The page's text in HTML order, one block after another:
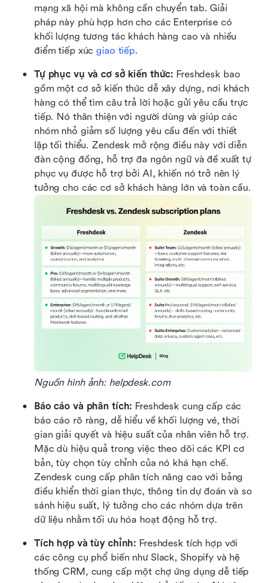
mạng xã hội mà không cần chuyển tab. Giải
pháp này phù hợp hơn cho các Enterprise có
khối lượng tương tác khách hàng cao và nhiều
điểm tiếp xúc giao tiếp.
Tự phục vụ và cơ sở kiến thức: Freshdesk bao
gồm một cơ sở kiến thức dễ xây dựng, nơi khách
hàng có thể tìm câu trả lời hoặc gửi yêu cầu trực
tiếp. Nó thân thiện với người dùng và giúp các
nhóm nhỏ giảm số lượng yêu cầu đến với thiết
lập tối thiểu. Zendesk mở rộng điều này với diễn
đàn cộng đồng, hỗ trợ đa ngôn ngữ và đề xuất tự
phục vụ được hỗ trợ bởi AI, khiến nó trở nên lý
tưởng cho các cơ sở khách hàng lớn và toàn cầu.
Nguồn hình ảnh: helpdesk.com
Báo cáo và phân tích: Freshdesk cung cấp các
báo cáo rõ ràng, dễ hiểu về khối lượng vé, thời
gian giải quyết và hiệu suất của nhân viên hỗ trợ.
Mặc dù hiệu quả trong việc theo dõi các KPI cơ
bản, tùy chọn tùy chỉnh của nó khá hạn chế.
Zendesk cung cấp phân tích nâng cao với bảng
điều khiển thời gian thực, thông tin dự đoán và so
sánh hiệu suất, lý tưởng cho các nhóm dựa trên
dữ liệu nhằm tối ưu hóa hoạt động hỗ trợ.
Tích hợp và tùy chỉnh: Freshdesk tích hợp với
các công cụ phổ biến như Slack, Shopify và hệ
thống CRM, cung cấp một chợ ứng dụng dễ tiếp